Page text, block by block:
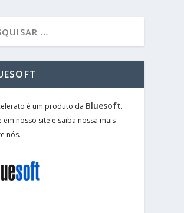
é um produto da Bluesoft.
em nosso site e saiba nossa mais
nós.